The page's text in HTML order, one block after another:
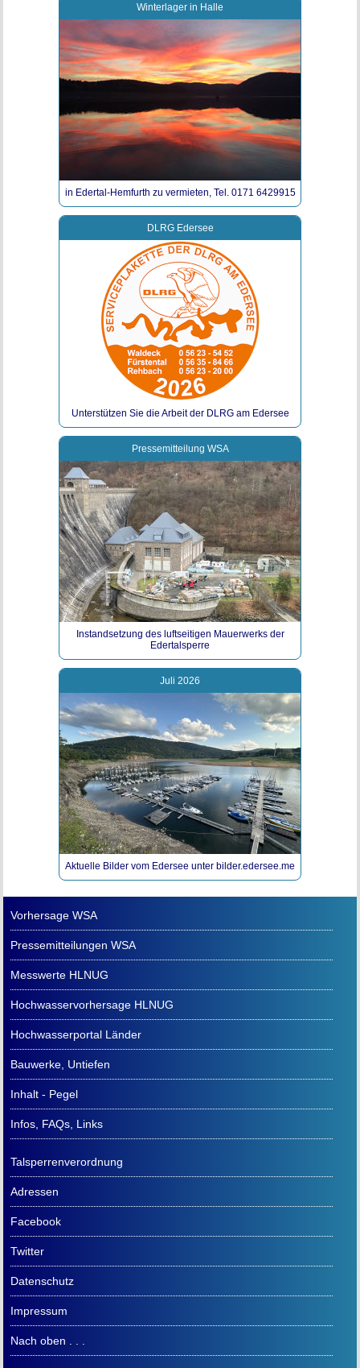
Winterlager in Halle
in Edertal-Hemfurth zu vermieten, Tel. 0171 6429915
DLRG Edersee
Unterstützen Sie die Arbeit der DLRG am Edersee
Pressemitteilung WSA
Instandsetzung des luftseitigen Mauerwerks der
Edertalsperre
Juli 2026
Aktuelle Bilder vom Edersee unter bilder.edersee.me
Vorhersage WSA
Pressemitteilungen WSA
Messwerte HLNUG
Hochwasservorhersage HLNUG
Hochwasserportal Länder
Bauwerke, Untiefen
Inhalt - Pegel
Infos, FAQs, Links
Talsperrenverordnung
Adressen
Facebook
Twitter
Datenschutz
Impressum
Nach oben . . .